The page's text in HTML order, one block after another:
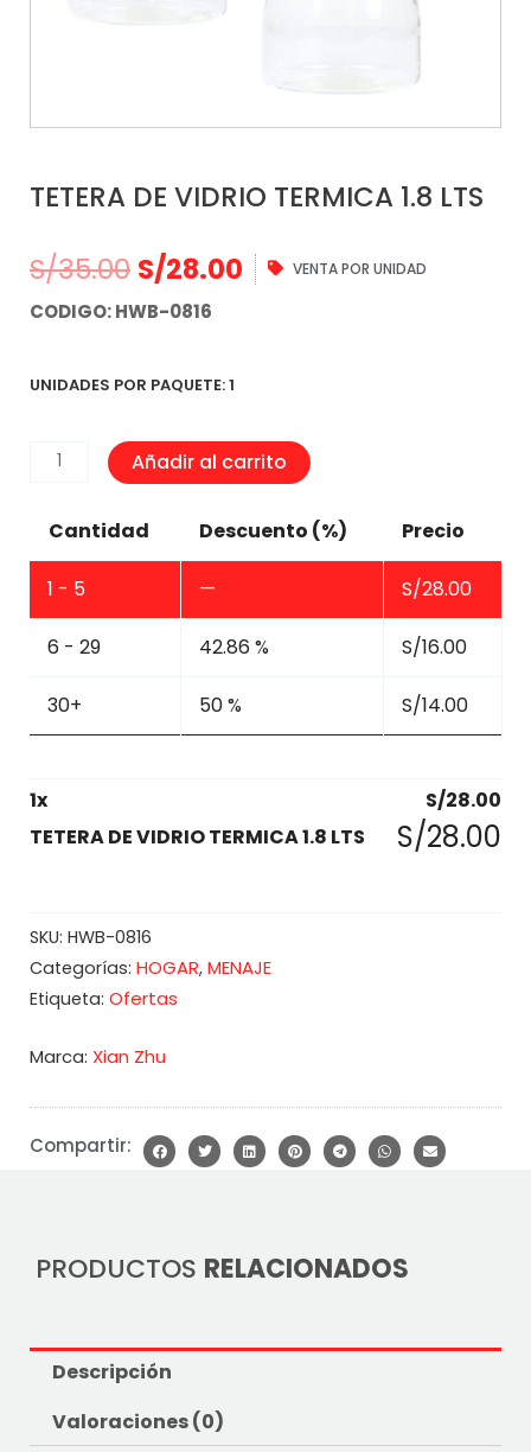
TETERA DE VIDRIO TERMICA 1.8 LTS
S/35.00 S/28.00 VENTA POR UNIDAD
CODIGO: HWB-0816
UNIDADES POR PAQUETE: 1
TETERA
1.8
cantidad
Añadir al carrito
Cantidad Descuento (%) Precio
1 - 5 — S/28.00
6 - 29 42.86 % S/16.00
30+ 50 % S/14.00
1x S/28.00
TETERA DE VIDRIO TERMICA 1.8 LTS
S/28.00
SKU: HWB-0816
Categorías: HOGAR, MENAJE
Etiqueta: Ofertas
Marca: Xian Zhu
Compartir:
PRODUCTOS RELACIONADOS
Descripción
Valoraciones (0)